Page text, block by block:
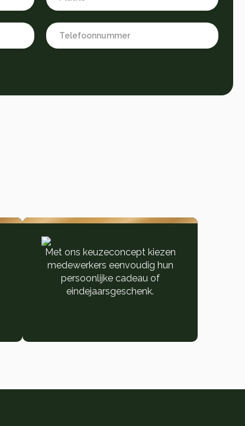
Phone
number
*
Met ons keuzeconcept kiezen
medewerkers eenvoudig hun
persoonlijke cadeau of
eindejaarsgeschenk.